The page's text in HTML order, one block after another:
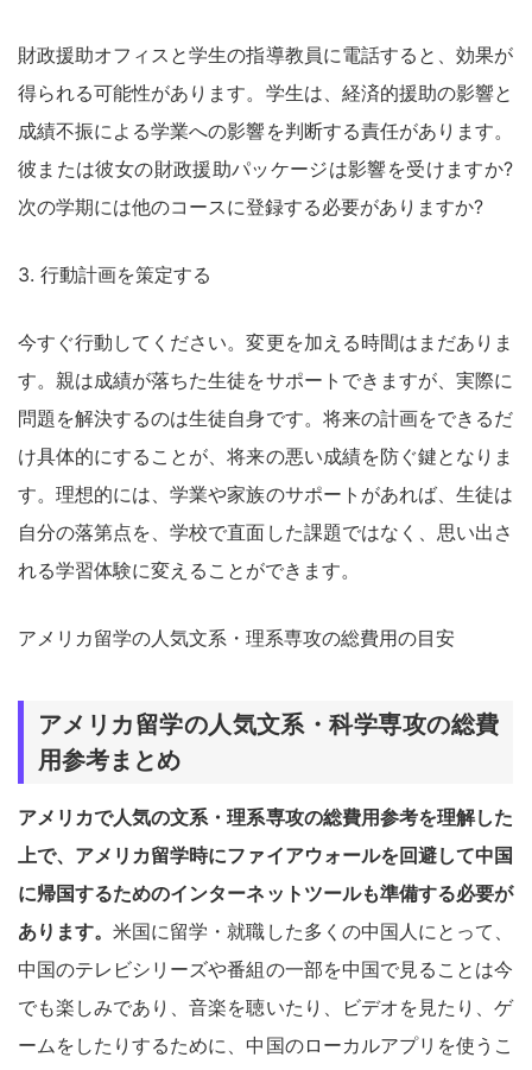
財政援助オフィスと学生の指導教員に電話すると、効果が
得られる可能性があります。学生は、経済的援助の影響と
成績不振による学業への影響を判断する責任があります。
彼または彼女の財政援助パッケージは影響を受けますか?
次の学期には他のコースに登録する必要がありますか?
3. 行動計画を策定する
今すぐ行動してください。変更を加える時間はまだありま
す。親は成績が落ちた生徒をサポートできますが、実際に
問題を解決するのは生徒自身です。将来の計画をできるだ
け具体的にすることが、将来の悪い成績を防ぐ鍵となりま
す。理想的には、学業や家族のサポートがあれば、生徒は
自分の落第点を、学校で直面した課題ではなく、思い出さ
れる学習体験に変えることができます。
アメリカ留学の人気文系・理系専攻の総費用の目安
アメリカ留学の人気文系・科学専攻の総費
用参考まとめ
アメリカで人気の文系・理系専攻の総費用参考を理解した
上で、アメリカ留学時にファイアウォールを回避して中国
に帰国するためのインターネットツールも準備する必要が
あります。米国に留学・就職した多くの中国人にとって、
中国のテレビシリーズや番組の一部を中国で見ることは今
でも楽しみであり、音楽を聴いたり、ビデオを見たり、ゲ
ームをしたりするために、中国のローカルアプリを使うこ